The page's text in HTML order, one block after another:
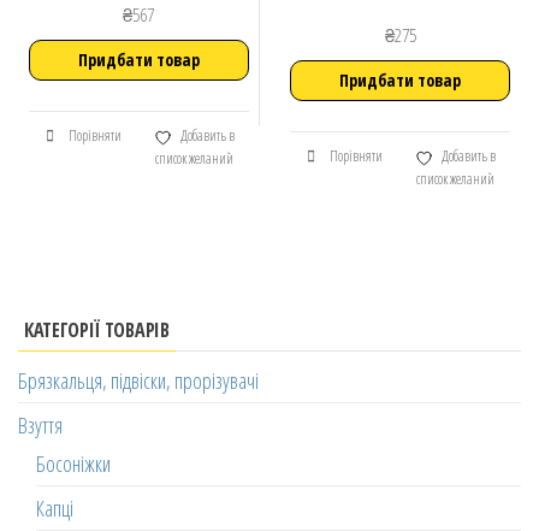
₴567
Придбати товар
Порівняти
Добавить в
список желаний
₴275
Придбати товар
Порівняти
Добавить в
список желаний
КАТЕГОРІЇ ТОВАРІВ
Брязкальця, підвіски, прорізувачі
Взуття
Босоніжки
Капці